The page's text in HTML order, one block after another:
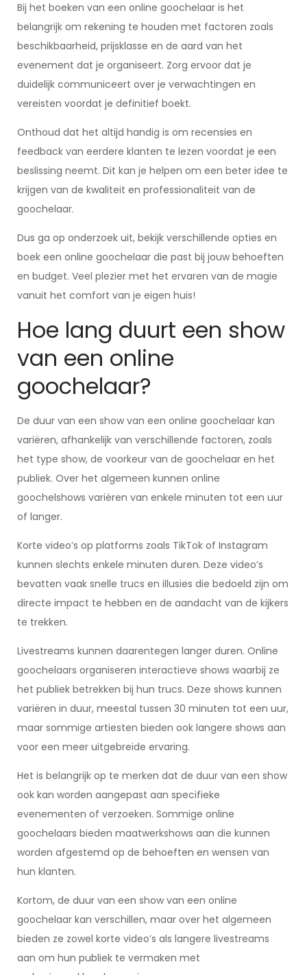
Bij het boeken van een online goochelaar is het
belangrijk om rekening te houden met factoren zoals
beschikbaarheid, prijsklasse en de aard van het
evenement dat je organiseert. Zorg ervoor dat je
duidelijk communiceert over je verwachtingen en
vereisten voordat je definitief boekt.
Onthoud dat het altijd handig is om recensies en
feedback van eerdere klanten te lezen voordat je een
beslissing neemt. Dit kan je helpen om een beter idee te
krijgen van de kwaliteit en professionaliteit van de
goochelaar.
Dus ga op onderzoek uit, bekijk verschillende opties en
boek een online goochelaar die past bij jouw behoeften
en budget. Veel plezier met het ervaren van de magie
vanuit het comfort van je eigen huis!
Hoe lang duurt een show
van een online
goochelaar?
De duur van een show van een online goochelaar kan
variëren, afhankelijk van verschillende factoren, zoals
het type show, de voorkeur van de goochelaar en het
publiek. Over het algemeen kunnen online
goochelshows variëren van enkele minuten tot een uur
of langer.
Korte video’s op platforms zoals TikTok of Instagram
kunnen slechts enkele minuten duren. Deze video’s
bevatten vaak snelle trucs en illusies die bedoeld zijn om
directe impact te hebben en de aandacht van de kijkers
te trekken.
Livestreams kunnen daarentegen langer duren. Online
goochelaars organiseren interactieve shows waarbij ze
het publiek betrekken bij hun trucs. Deze shows kunnen
variëren in duur, meestal tussen 30 minuten tot een uur,
maar sommige artiesten bieden ook langere shows aan
voor een meer uitgebreide ervaring.
Het is belangrijk op te merken dat de duur van een show
ook kan worden aangepast aan specifieke
evenementen of verzoeken. Sommige online
goochelaars bieden maatwerkshows aan die kunnen
worden afgestemd op de behoeften en wensen van
hun klanten.
Kortom, de duur van een show van een online
goochelaar kan verschillen, maar over het algemeen
bieden ze zowel korte video’s als langere livestreams
aan om hun publiek te vermaken met